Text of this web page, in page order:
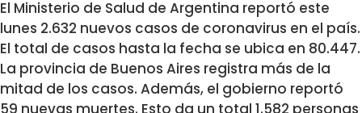
El Ministerio de Salud de Argentina reportó este
lunes 2.632 nuevos casos de coronavirus en el país.
El total de casos hasta la fecha se ubica en 80.447.
La provincia de Buenos Aires registra más de la
mitad de los casos. Además, el gobierno reportó
59 nuevas muertes. Esto da un total 1.582 personas